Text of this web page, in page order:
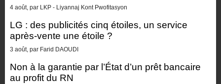
4 août, par LKP - Liyannaj Kont Pwofitasyon
LG : des publicités cinq étoiles, un service
après-vente une étoile ?
3 août, par Farid DAOUDI
Non à la garantie par l’État d’un prêt bancaire
au profit du RN